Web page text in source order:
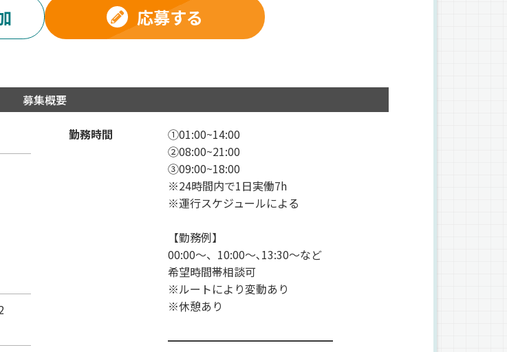
応募する
募集概要
勤務時間
①01:00~14:00
②08:00~21:00
③09:00~18:00
※24時間内で1日実働7h
※運行スケジュールによる
【勤務例】
00:00～、10:00～､13:30～など
希望時間帯相談可
※ルートにより変動あり
※休憩あり
━━━━━━━━━━━━━━━